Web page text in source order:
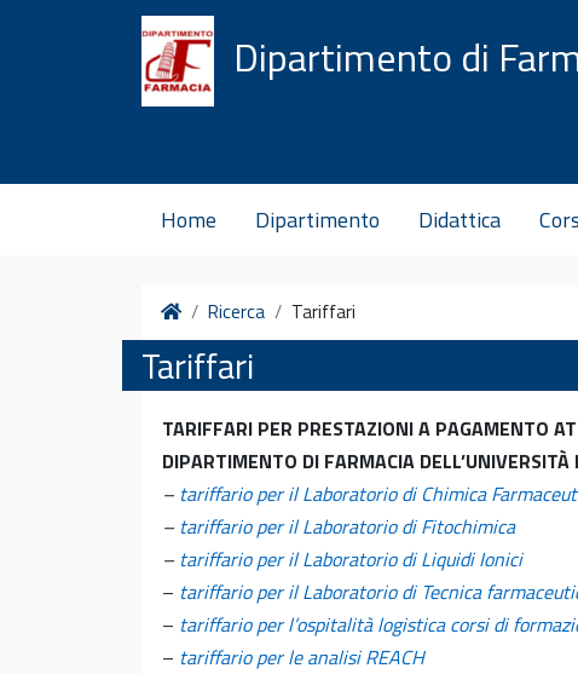
Vai al contenuto
Dipartimento di
Home Dipartimento Didattica
HomeRicerca Tariffari
Tariffari
TARIFFARI PER PRESTAZIONI A PAGAMENTO
DIPARTIMENTO DI FARMACIA DELL’UNIVERSITÀ
– tariffario per il Laboratorio di Chimica
– tariffario per il Laboratorio di Fitochimica
– tariffario per il Laboratorio di Liquidi Ionici
– tariffario per il Laboratorio di Tecnica
– tariffario per l’ospitalità logistica corsi di
– tariffario per le analisi REACH